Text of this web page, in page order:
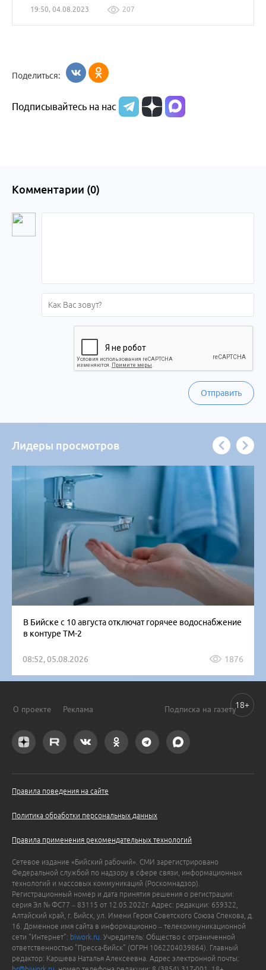
19:50, 04.08.2023 207
Поделиться:
Подписывайтесь на нас
Комментарии (0)
Отправить
Лидеры просмотров
В Бийске с 10 августа отключат горячее водоснабжение
в контуре ТМ-2
08:52, 05.08.2026 1876
О проекте Реклама Подписка на газету
Правила поведения на сайте
Политика обработки персональных данных
Правила применения рекомендательных технологий
Сетевое издание «Бийский рабочий». СМИ зарегистрировано
Федеральной службой по надзору в сфере связи, информационных
технологий и массовых коммуникаций (Роскомнадзор).
Регистрационный номер и дата принятия решения о регистрации:
серия Эл № ФС77 – 83115 от 12.05.2022г. Адрес: редакции: 659322,
Алтайский край, г. Бийск, ул. Имени Героя Советского Союза Спекова, д.
16. Доменное имя сайта в информационно – телекоммуникационной
сети "Интернет": biwork.ru . Учредитель: Общество с ограниченной
ответственностью "Пресса-Бийск" (ОГРН 1062204039864). Главный
редактор: Каршева Наталья Алексеевна. Адрес электронной почты:
18+